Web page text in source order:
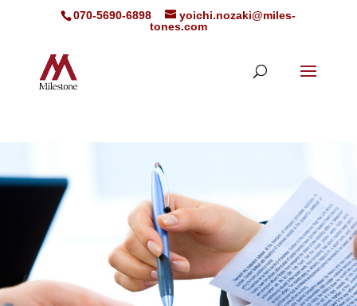
070-5690-6898
yoichi.nozaki@miles-
tones.com